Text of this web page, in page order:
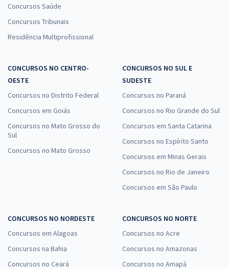
Concursos Saúde
Concursos Tribunais
Residência Multiprofissional
CONCURSOS NO CENTRO-
OESTE
Concursos no Distrito Federal
Concursos em Goiás
Concursos no Mato Grosso do
Sul
Concursos no Mato Grosso
CONCURSOS NO SUL E
SUDESTE
Concursos no Paraná
Concursos no Rio Grande do Sul
Concursos em Santa Catarina
Concursos no Espírito Santo
Concursos em Minas Gerais
Concursos no Rio de Janeiro
Concursos em São Paulo
CONCURSOS NO NORDESTE
Concursos em Alagoas
Concursos na Bahia
Concursos no Ceará
CONCURSOS NO NORTE
Concursos no Acre
Concursos no Amazonas
Concursos no Amapá